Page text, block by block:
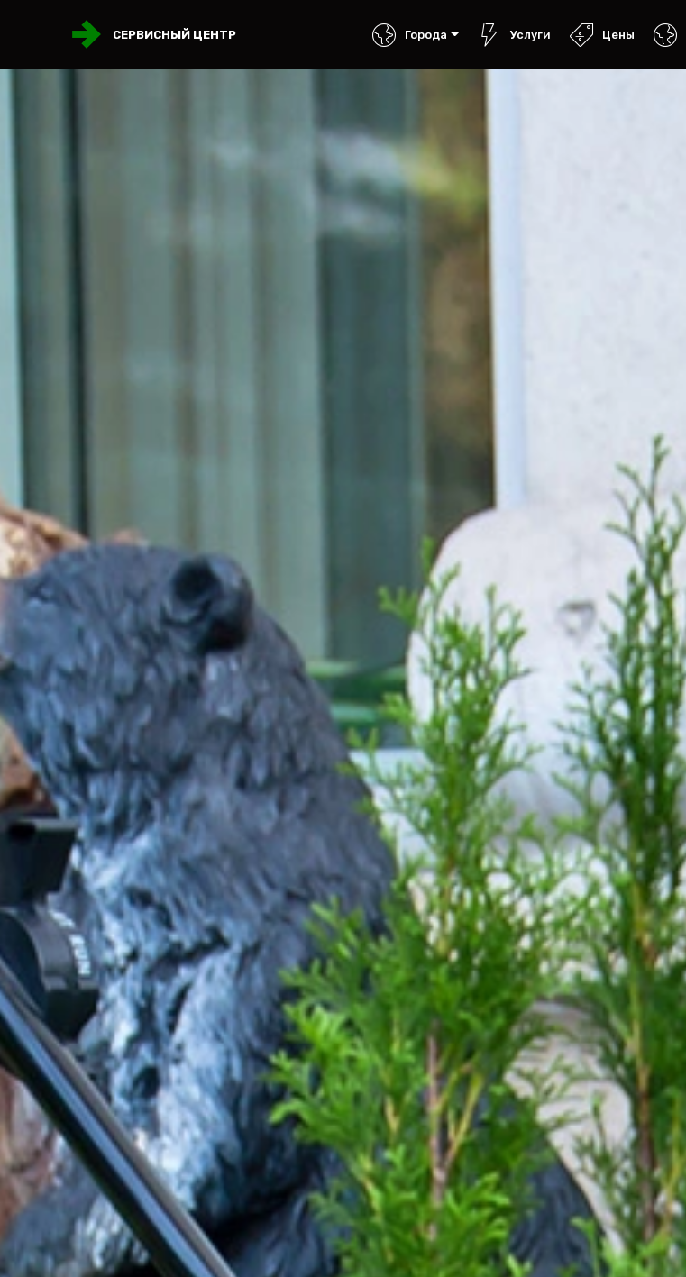
СЕРВИСНЫЙ ЦЕНТР Города Услуги Цены